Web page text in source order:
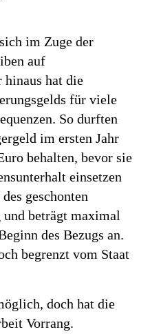
im Zuge der
auf
hinaus hat die
für viele
So durften
im ersten Jahr
behalten, bevor sie
einsetzen
geschonten
und beträgt maximal
des Bezugs an.
begrenzt vom Staat
doch hat die
Vorrang.